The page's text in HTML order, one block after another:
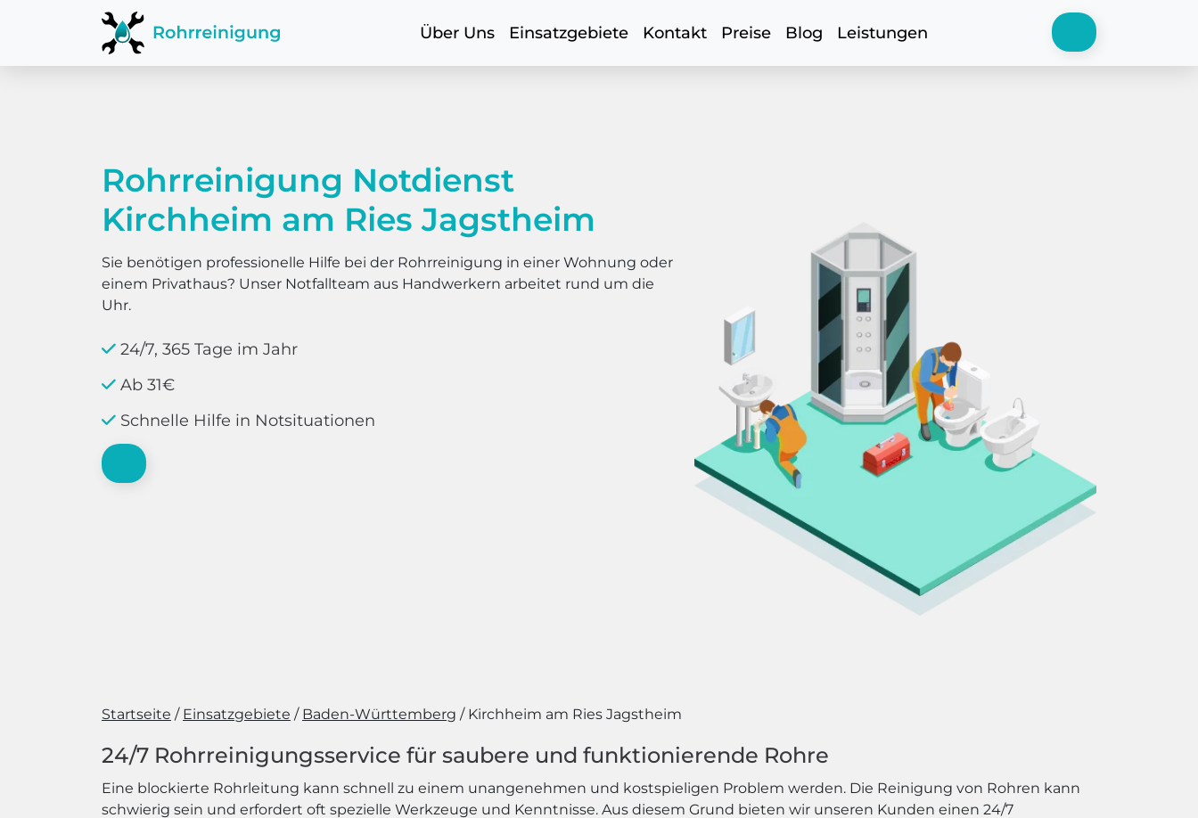
Über Uns Einsatzgebiete Kontakt Preise Blog Leistungen
Rohrreinigung Notdienst
Kirchheim am Ries Jagstheim
Sie benötigen professionelle Hilfe bei der Rohrreinigung in einer Wohnung oder
einem Privathaus? Unser Notfallteam aus Handwerkern arbeitet rund um die
Uhr.
24/7, 365 Tage im Jahr
Ab 31€
Schnelle Hilfe in Notsituationen
Startseite Einsatzgebiete Baden-Württemberg Kirchheim am Ries Jagstheim
24/7 Rohrreinigungsservice für saubere und funktionierende Rohre
Eine blockierte Rohrleitung kann schnell zu einem unangenehmen und kostspieligen Problem werden. Die Reinigung von Rohren kann
schwierig sein und erfordert oft spezielle Werkzeuge und Kenntnisse. Aus diesem Grund bieten wir unseren Kunden einen 24/7